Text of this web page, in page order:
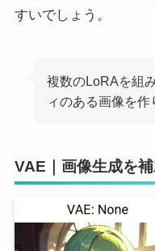
すいでしょう。
複数のLoRAを組
ィのある画像を作
VAE｜画像生成を